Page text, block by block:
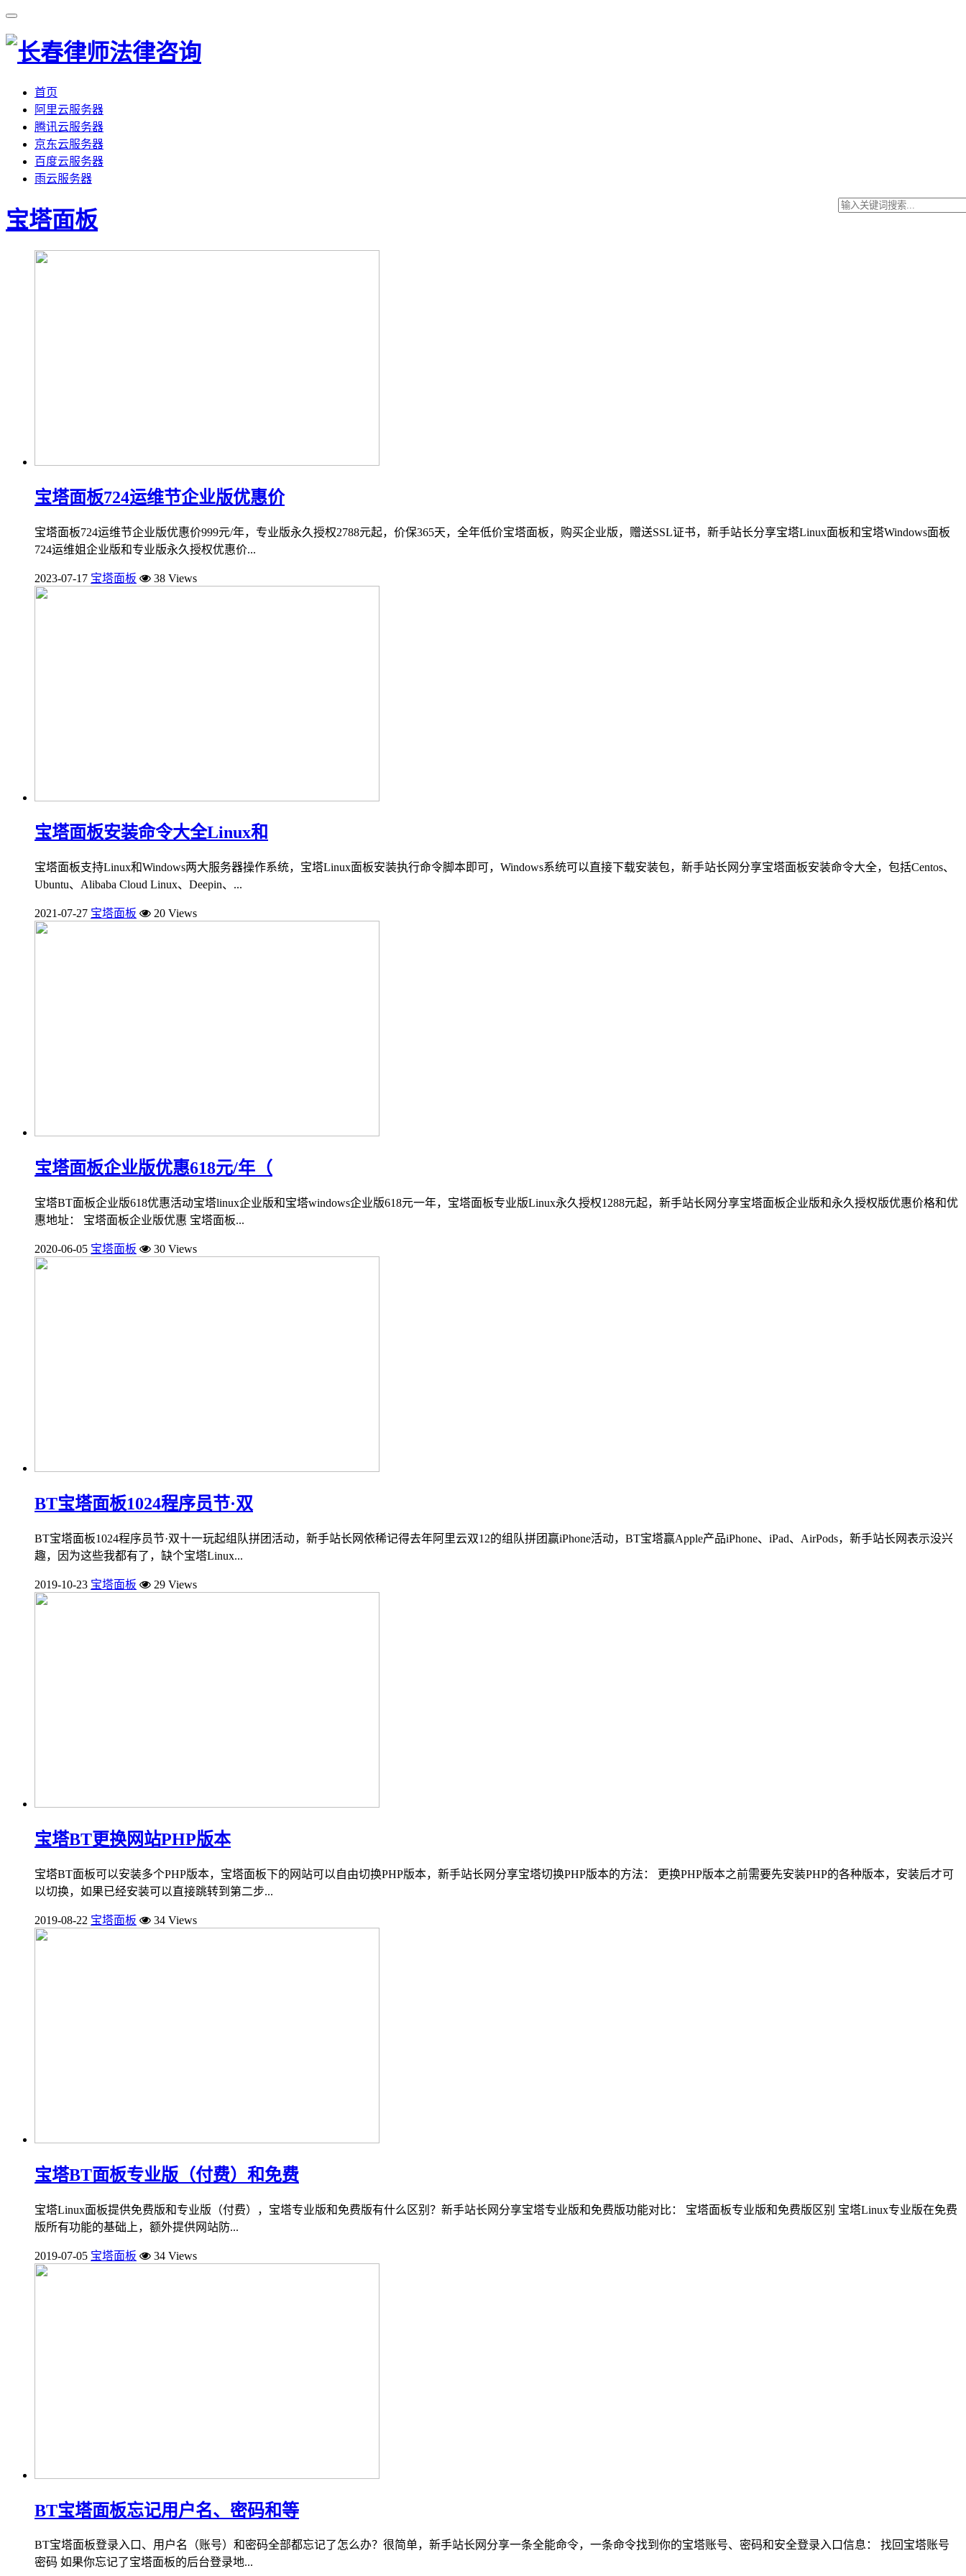
首页
阿里云服务器
腾讯云服务器
京东云服务器
百度云服务器
雨云服务器
宝塔面板
宝塔面板724运维节企业版优惠价
宝塔面板724运维节企业版优惠价999元/年，专业版永久授权2788元起，价保365天，全年低价宝塔面板，购买企业版，赠送SSL证书，新手站长分享宝塔Linux面板和宝塔Windows面板
724运维姐企业版和专业版永久授权优惠价...
2023-07-17 宝塔面板 38 Views
宝塔面板安装命令大全Linux和
宝塔面板支持Linux和Windows两大服务器操作系统，宝塔Linux面板安装执行命令脚本即可，Windows系统可以直接下载安装包，新手站长网分享宝塔面板安装命令大全，包括Centos、
Ubuntu、Alibaba Cloud Linux、Deepin、...
2021-07-27 宝塔面板 20 Views
宝塔面板企业版优惠618元/年（
宝塔BT面板企业版618优惠活动宝塔linux企业版和宝塔windows企业版618元一年，宝塔面板专业版Linux永久授权1288元起，新手站长网分享宝塔面板企业版和永久授权版优惠价格和优
惠地址： 宝塔面板企业版优惠 宝塔面板...
2020-06-05 宝塔面板 30 Views
BT宝塔面板1024程序员节·双
BT宝塔面板1024程序员节·双十一玩起组队拼团活动，新手站长网依稀记得去年阿里云双12的组队拼团赢iPhone活动，BT宝塔赢Apple产品iPhone、iPad、AirPods，新手站长网表示没兴
趣，因为这些我都有了，缺个宝塔Linux...
2019-10-23 宝塔面板 29 Views
宝塔BT更换网站PHP版本
宝塔BT面板可以安装多个PHP版本，宝塔面板下的网站可以自由切换PHP版本，新手站长网分享宝塔切换PHP版本的方法： 更换PHP版本之前需要先安装PHP的各种版本，安装后才可
以切换，如果已经安装可以直接跳转到第二步...
2019-08-22 宝塔面板 34 Views
宝塔BT面板专业版（付费）和免费
宝塔Linux面板提供免费版和专业版（付费），宝塔专业版和免费版有什么区别？新手站长网分享宝塔专业版和免费版功能对比： 宝塔面板专业版和免费版区别 宝塔Linux专业版在免费
版所有功能的基础上，额外提供网站防...
2019-07-05 宝塔面板 34 Views
BT宝塔面板忘记用户名、密码和等
BT宝塔面板登录入口、用户名（账号）和密码全部都忘记了怎么办？很简单，新手站长网分享一条全能命令，一条命令找到你的宝塔账号、密码和安全登录入口信息： 找回宝塔账号
密码 如果你忘记了宝塔面板的后台登录地...